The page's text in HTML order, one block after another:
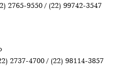
2765-9550 / (22) 99742-3547
2737-4700 / (22) 98114-3857